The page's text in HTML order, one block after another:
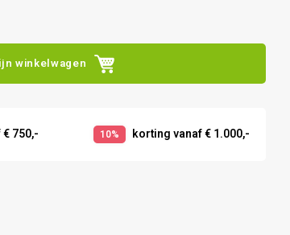
winkelwagen
750,- 10% korting vanaf € 1.000,-